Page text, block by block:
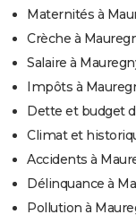
Maternités à
Crèche à
Salaire à
Impôts à
Dette et budget
Climat et
Accidents à
Délinquance à
Pollution à